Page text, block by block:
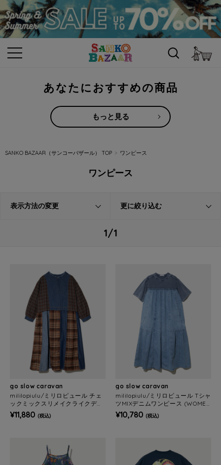
あなたにおすすめの商品
もっと見る
SANKO BAZAAR（サンコーバザール） TOP ワンピース
ワンピース
表示方法の変更 更に絞り込む
1/1
go slow caravan
mililopiulu/ミリロピュール チェ
ックミックスリメイクライクデニ
ムワンピース (WOMENS)
¥11,880 (税込)
go slow caravan
mililopiulu/ミリロピュール Tシャ
ツMIXデニムワンピース (WOMEN
S)
¥10,780 (税込)